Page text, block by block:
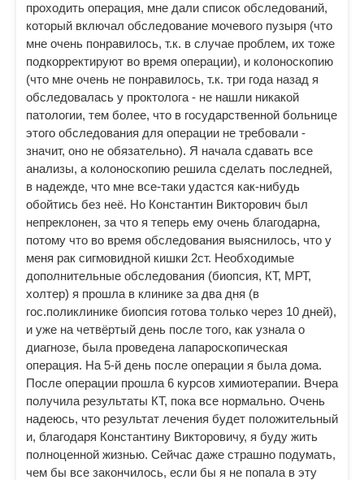
проходить операция, мне дали список обследований,
который включал обследование мочевого пузыря (что
мне очень понравилось, т.к. в случае проблем, их тоже
подкорректируют во время операции), и колоноскопию
(что мне очень не понравилось, т.к. три года назад я
обследовалась у проктолога - не нашли никакой
патологии, тем более, что в государственной больнице
этого обследования для операции не требовали -
значит, оно не обязательно). Я начала сдавать все
анализы, а колоноскопию решила сделать последней,
в надежде, что мне все-таки удастся как-нибудь
обойтись без неё. Но Константин Викторович был
непреклонен, за что я теперь ему очень благодарна,
потому что во время обследования выяснилось, что у
меня рак сигмовидной кишки 2ст. Необходимые
дополнительные обследования (биопсия, КТ, МРТ,
холтер) я прошла в клинике за два дня (в
гос.поликлинике биопсия готова только через 10 дней),
и уже на четвёртый день после того, как узнала о
диагнозе, была проведена лапароскопическая
операция. На 5-й день после операции я была дома.
После операции прошла 6 курсов химиотерапии. Вчера
получила результаты КТ, пока все нормально. Очень
надеюсь, что результат лечения будет положительный
и, благодаря Константину Викторовичу, я буду жить
полноценной жизнью. Сейчас даже страшно подумать,
чем бы все закончилось, если бы я не попала в эту